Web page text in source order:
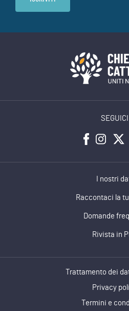
SEGUICI
I nostri
Raccontaci la
Domande
Rivista in
Trattamento dei
Privacy
Termini e